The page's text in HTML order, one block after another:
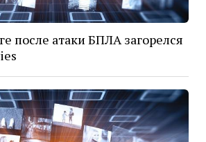
после атаки БПЛА загорелся